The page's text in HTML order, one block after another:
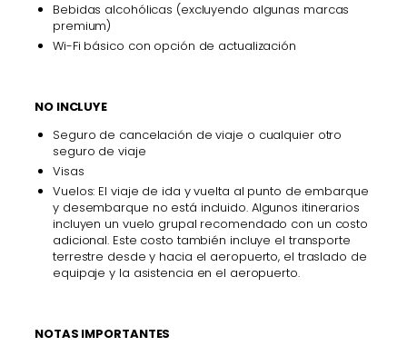
Bebidas alcohólicas (excluyendo algunas marcas
premium)
Wi-Fi básico con opción de actualización
NO INCLUYE
Seguro de cancelación de viaje o cualquier otro
seguro de viaje
Visas
Vuelos: El viaje de ida y vuelta al punto de embarque
y desembarque no está incluido. Algunos itinerarios
incluyen un vuelo grupal recomendado con un costo
adicional. Este costo también incluye el transporte
terrestre desde y hacia el aeropuerto, el traslado de
equipaje y la asistencia en el aeropuerto.
NOTAS IMPORTANTES